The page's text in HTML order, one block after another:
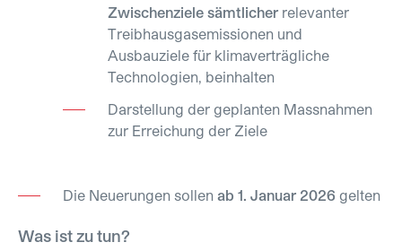
Zwischenziele sämtlicher relevanter
Treibhausgasemissionen und
Ausbauziele für klimaverträgliche
Technologien, beinhalten
Darstellung der geplanten Massnahmen
zur Erreichung der Ziele
Die Neuerungen sollen ab 1. Januar 2026 gelten
Was ist zu tun?